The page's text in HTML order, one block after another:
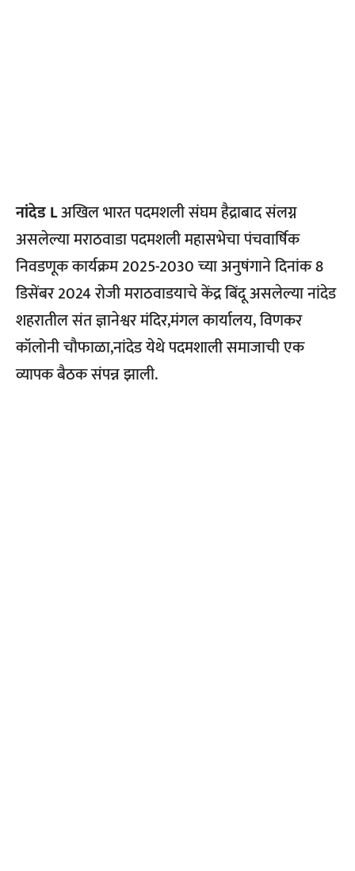
नांदेड Lअखिल भारत पदमशली संघम हैद्राबाद संलग्न
असलेल्या मराठवाडा पदमशली महासभेचा पंचवार्षिक
निवडणूक कार्यक्रम 2025-2030 च्या अनुषंगाने दिनांक 8
डिसेंबर 2024 रोजी मराठवाडयाचे केंद्र बिंदू असलेल्या नांदेड
शहरातील संत ज्ञानेश्वर मंदिर,मंगल कार्यालय, विणकर
कॉलोनी चौफाळा,नांदेड येथे पदमशाली समाजाची एक
व्यापक बैठक संपन्न झाली.